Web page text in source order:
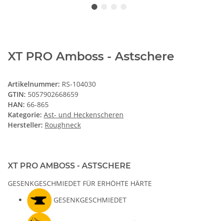
XT PRO Amboss - Astschere
Artikelnummer: RS-104030
GTIN: 5057902668659
HAN: 66-865
Kategorie: Ast- und Heckenscheren
Hersteller: Roughneck
XT PRO AMBOSS - ASTSCHERE
GESENKGESCHMIEDET FÜR ERHÖHTE HÄRTE
GESENKGESCHMIEDET